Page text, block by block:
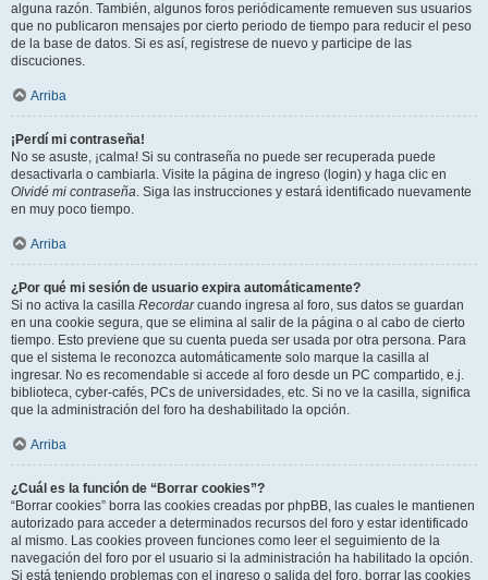
alguna razón. También, algunos foros periódicamente remueven sus usuarios
que no publicaron mensajes por cierto periodo de tiempo para reducir el peso
de la base de datos. Si es así, registrese de nuevo y participe de las
discuciones.
Arriba
¡Perdí mi contraseña!
No se asuste, ¡calma! Si su contraseña no puede ser recuperada puede
desactivarla o cambiarla. Visite la página de ingreso (login) y haga clic en
Olvidé mi contraseña. Siga las instrucciones y estará identificado nuevamente
en muy poco tiempo.
Arriba
¿Por qué mi sesión de usuario expira automáticamente?
Si no activa la casilla Recordarcuando ingresa al foro, sus datos se guardan
en una cookie segura, que se elimina al salir de la página o al cabo de cierto
tiempo. Esto previene que su cuenta pueda ser usada por otra persona. Para
que el sistema le reconozca automáticamente solo marque la casilla al
ingresar. No es recomendable si accede al foro desde un PC compartido, e.j.
biblioteca, cyber-cafés, PCs de universidades, etc. Si no ve la casilla, significa
que la administración del foro ha deshabilitado la opción.
Arriba
¿Cuál es la función de “Borrar cookies”?
“Borrar cookies” borra las cookies creadas por phpBB, las cuales le mantienen
autorizado para acceder a determinados recursos del foro y estar identificado
al mismo. Las cookies proveen funciones como leer el seguimiento de la
navegación del foro por el usuario si la administración ha habilitado la opción.
Si está teniendo problemas con el ingreso o salida del foro, borrar las cookies